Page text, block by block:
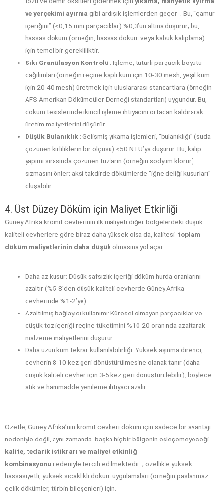
ve yerçekimi ayırma gibi ardışık işlemlerden geçer . Bu, “çamur
içeriğini” (<0,15 mm parçacıklar) %0,3’ün altına düşürür; bu,
hassas döküm (örneğin, hassas döküm veya kabuk kalıplama)
için temel bir gerekliliktir.
Sıkı Granülasyon Kontrolü : İşleme, tutarlı parçacık boyutu
dağılımları (örneğin reçine kaplı kum için 10-30 mesh, yeşil kum
için 20-40 mesh) üretmek için uluslararası standartlara (örneğin
AFS Amerikan Dökümcüler Derneği standartları) uygundur. Bu,
döküm tesislerinde ikincil işleme ihtiyacını ortadan kaldırarak
üretim maliyetlerini düşürür.
Düşük Bulanıklık : Gelişmiş yıkama işlemleri, “bulanıklığı” (suda
çözünen kirliliklerin bir ölçüsü) <50 NTU’ya düşürür. Bu, kalıp
yapımı sırasında çözünen tuzların (örneğin sodyum klorür)
sızmasını önler; aksi takdirde dökümlerde “iğne deliği kusurları”
oluşabilir.
4. Üst Düzey Döküm için Maliyet Etkinliği
Güney Afrika kromit cevherinin ilk maliyeti diğer bölgelerdeki düşük
kaliteli cevherlere göre biraz daha yüksek olsa da, kalitesi toplam
döküm maliyetlerinin daha düşük olmasına yol açar :
Daha az kusur: Düşük safsızlık içeriği döküm hurda oranlarını
azaltır (%5-8’den düşük kaliteli cevherde Güney Afrika
cevherinde %1-2’ye).
Azaltılmış bağlayıcı kullanımı: Küresel olmayan parçacıklar ve
düşük toz içeriği reçine tüketimini %10-20 oranında azaltarak
malzeme maliyetlerini düşürür.
Daha uzun kum tekrar kullanılabilirliği: Yüksek aşınma direnci,
cevherin 8-10 kez geri dönüştürülmesine olanak tanır (daha
düşük kaliteli cevher için 3-5 kez geri dönüştürülebilir), böylece
atık ve hammadde yenileme ihtiyacı azalır.
Özetle, Güney Afrika’nın kromit cevheri döküm için sadece bir avantajı
nedeniyle değil, aynı zamanda başka hiçbir bölgenin eşleşemeyeceği
kalite, tedarik istikrarı ve maliyet etkinliği
kombinasyonu nedeniyle tercih edilmektedir ; özellikle yüksek
hassasiyetli, yüksek sıcaklıklı döküm uygulamaları (örneğin paslanmaz
çelik dökümler, türbin bileşenleri) için.